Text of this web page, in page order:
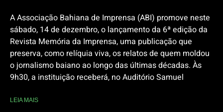
A Associação Bahiana de Imprensa (ABI) promove neste
sábado, 14 de dezembro, o lançamento da 6ª edição da
Revista Memória da Imprensa, uma publicação que
preserva, como relíquia viva, os relatos de quem moldou
o jornalismo baiano ao longo das últimas décadas. Às
9h30, a instituição receberá, no Auditório Samuel
LEIA MAIS